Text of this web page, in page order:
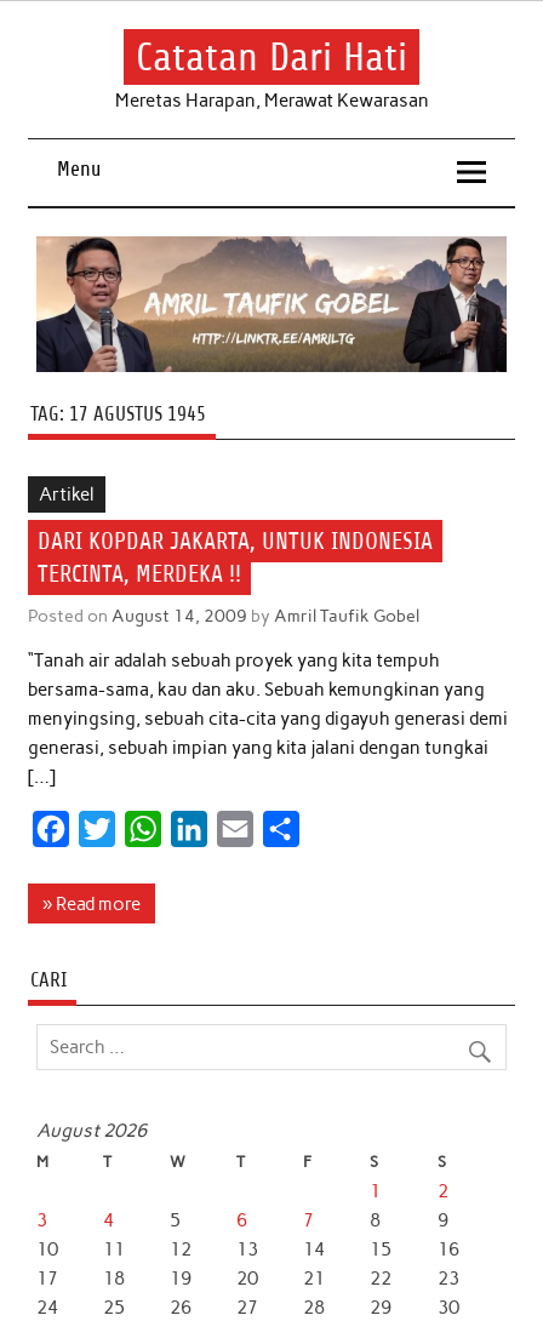
Skip
Catatan Dari Hati
Meretas Harapan, Merawat Kewarasan
Menu
TAG: 17 AGUSTUS 1945
Artikel
DARI KOPDAR JAKARTA, UNTUK INDONESIA
TERCINTA, MERDEKA !!
Posted on August 14, 2009 by Amril Taufik Gobel
“Tanah air adalah sebuah proyek yang kita tempuh
bersama-sama, kau dan aku. Sebuah kemungkinan yang
menyingsing, sebuah cita-cita yang digayuh generasi demi
generasi, sebuah impian yang kita jalani dengan tungkai
[…]
c
o
o
i
e
W
A
d
» Read more
CARI
August 2026
M T W T F S S
1
2
3
4 5 6 7 8
9
10
11 12 13 14 15
16
17
18 19 20 21 22
23
24
25 26 27 28 29
30